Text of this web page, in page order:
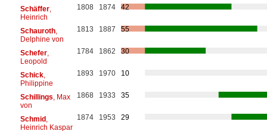
Schäffer,
Heinrich
1808 1874 42
Schauroth,
Delphine von
1813 1887 55
Schefer,
Leopold
1784 1862 30
Schick,
Philippine
1893 1970 10
Schillings , Max
von
1868 1933 35
Schmid,
Heinrich Kaspar
1874 1953 29